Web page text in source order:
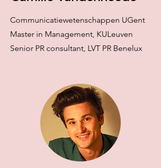
Communicatiewetenschappen UGent
Master in Management, KULeuven
Senior PR consultant, LVT PR Benelux